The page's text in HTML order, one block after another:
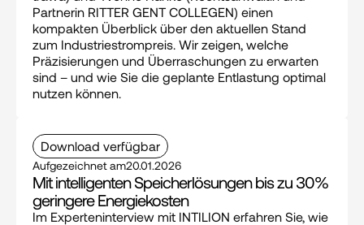
Partnerin RITTER GENT COLLEGEN) einen
kompakten Überblick über den aktuellen Stand
zum Industriestrompreis. Wir zeigen, welche
Präzisierungen und Überraschungen zu erwarten
sind – und wie Sie die geplante Entlastung optimal
nutzen können.
Download verfügbar
Aufgezeichnet am20.01.2026
Mit intelligenten Speicherlösungen bis zu 30%
geringere Energiekosten
Im Experteninterview mit INTILION erfahren Sie, wie